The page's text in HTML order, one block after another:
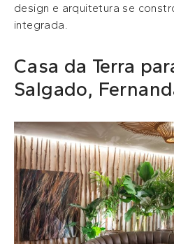
design e arquitetura se
integrada.
Casa da Terra
Salgado,